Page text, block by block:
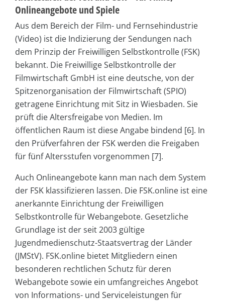
Onlineangebote und Spiele
Aus dem Bereich der Film- und Fernsehindustrie
(Video) ist die Indizierung der Sendungen nach
dem Prinzip der Freiwilligen Selbstkontrolle (FSK)
bekannt. Die Freiwillige Selbstkontrolle der
Filmwirtschaft GmbH ist eine deutsche, von der
Spitzenorganisation der Filmwirtschaft (SPIO)
getragene Einrichtung mit Sitz in Wiesbaden. Sie
prüft die Altersfreigabe von Medien. Im
öffentlichen Raum ist diese Angabe bindend [6]. In
den Prüfverfahren der FSK werden die Freigaben
für fünf Altersstufen vorgenommen [7].
Auch Onlineangebote kann man nach dem System
der FSK klassifizieren lassen. Die FSK.online ist eine
anerkannte Einrichtung der Freiwilligen
Selbstkontrolle für Webangebote. Gesetzliche
Grundlage ist der seit 2003 gültige
Jugendmedienschutz-Staatsvertrag der Länder
(JMStV). FSK.online bietet Mitgliedern einen
besonderen rechtlichen Schutz für deren
Webangebote sowie ein umfangreiches Angebot
von Informations- und Serviceleistungen für